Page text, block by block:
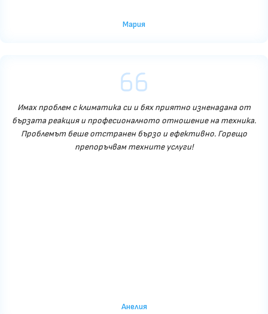
Мария
Имах проблем с климатика си и бях приятно изненадана от
бързата реакция и професионалното отношение на техника.
Проблемът беше отстранен бързо и ефективно. Горещо
препоръчвам техните услуги!
Анелия